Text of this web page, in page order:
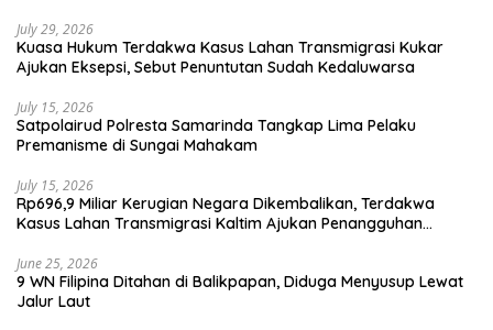
July 29, 2026
Kuasa Hukum Terdakwa Kasus Lahan Transmigrasi Kukar
Ajukan Eksepsi, Sebut Penuntutan Sudah Kedaluwarsa
July 15, 2026
Satpolairud Polresta Samarinda Tangkap Lima Pelaku
Premanisme di Sungai Mahakam
July 15, 2026
Rp696,9 Miliar Kerugian Negara Dikembalikan, Terdakwa
Kasus Lahan Transmigrasi Kaltim Ajukan Penangguhan
June 25, 2026
9 WN Filipina Ditahan di Balikpapan, Diduga Menyusup Lewat
Jalur Laut